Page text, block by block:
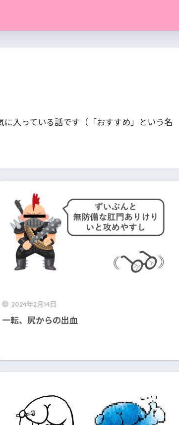
入っている話です（「おすすめ」という名
2024年2月14日
一転、尻からの出血